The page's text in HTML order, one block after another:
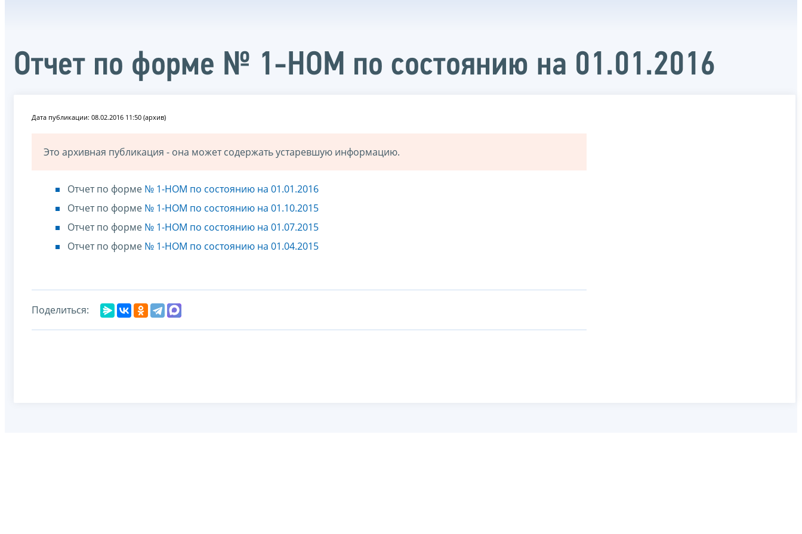
Отчет по форме № 1-НОМ по состоянию на 01.01.2016
Дата публикации: 08.02.2016 11:50 (архив)
Это архивная публикация - она может содержать устаревшую информацию.
Отчет по форме № 1-НОМ по состоянию на 01.01.2016
Отчет по форме № 1-НОМ по состоянию на 01.10.2015
Отчет по форме № 1-НОМ по состоянию на 01.07.2015
Отчет по форме № 1-НОМ по состоянию на 01.04.2015
Поделиться: